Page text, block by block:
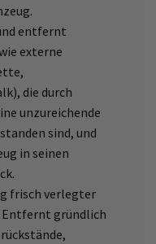
entfernt
externe
die durch
unzureichende
sind, und
in seinen
frisch verlegter
Entfernt gründlich